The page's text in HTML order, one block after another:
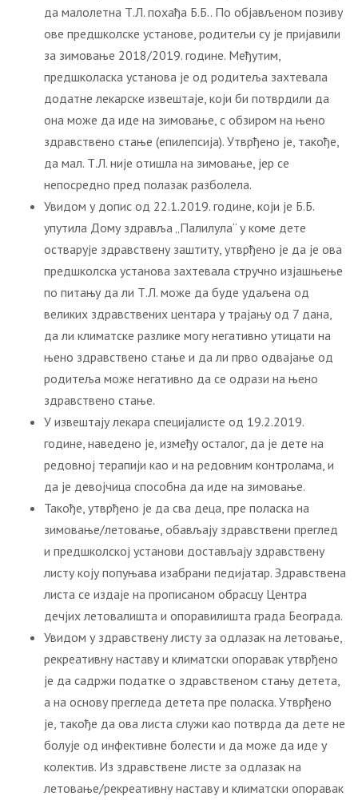
да малолетна Т.Л. похађа Б.Б.. По објављеном позиву
ове предшколске установе, родитељи су је пријавили
за зимовање 2018/2019. године. Међутим,
предшколаска установа је од родитеља захтевала
додатне лекарске извештаје, који би потврдили да
она може да иде на зимовање, с обзиром на њено
здравствено стање (епилепсија). Утврђено је, такође,
да мал. Т.Л. није отишла на зимовање, јер се
непосредно пред полазак разболела.
Увидом у допис од 22.1.2019. године, који је Б.Б.
упутила Дому здравља „Палилула“ у коме дете
остварује здравствену заштиту, утврђено је да је ова
предшколска установа захтевала стручно изјашњењe
по питању да ли Т.Л. може да буде удаљена од
великих здравствених центара у трајању од 7 дана,
да ли климатске разлике могу негативно утицати на
њено здравствено стање и да ли прво одвајање од
родитеља може негативно да се одрази на њено
здравствено стање.
У извештају лекара специјалисте од 19.2.2019.
године, наведено је, између осталог, да је дете на
редовној терапији као и на редовним контролама, и
да је девојчица способна да иде на зимовање.
Такође, утврђено је да сва деца, пре поласка на
зимовање/летовање, обављају здравствени преглед
и предшколској установи достављају здравствену
листу коју попуњава изабрани педијатар. Здравствена
листа се издаје на прописаном обрасцу Центра
дечјих летовалишта и опоравилишта града Београда.
Увидом у здравствену листу за одлазак на летовање,
рекреативну наставу и климатски опоравак утврђено
је да садржи податке о здравственом стању детета,
а на основу прегледа детета пре поласка. Утврђено
је, такође да ова листа служи као потврда да дете не
болује од инфективне болести и да може да иде у
колектив. Из здравствене листе за одлазак на
летовање/рекреативну наставу и климатски опоравак